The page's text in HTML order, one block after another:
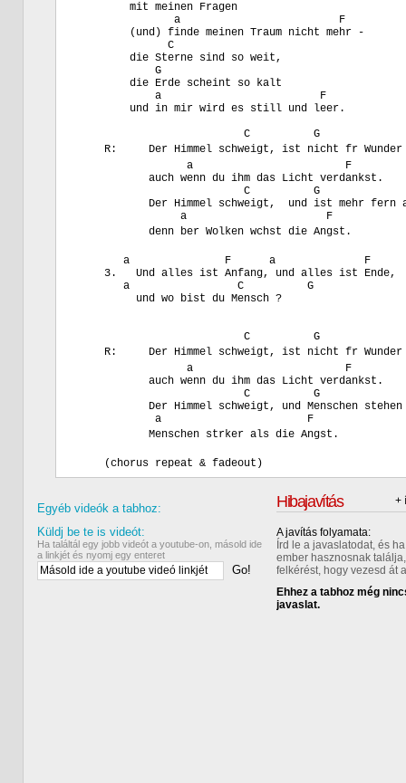
         mit meinen Fragen
                a                         F
         (und) finde meinen Traum nicht mehr -
               C
         die Sterne sind so weit,
             G
         die Erde scheint so kalt
             a                         F
         und in mir wird es still und leer.
                           C          G
R:     Der Himmel schweigt, ist nicht fr Wunder
                  a                        F
            auch wenn du ihm das Licht verdankst.
                           C          G
Der Himmel schweigt,  und ist mehr fern
                 a                      F
            denn ber Wolken wchst die Angst.
        a               F      a              F
     3.   Und alles ist Anfang, und alles ist Ende,
        a                 C          G
          und wo bist du Mensch ?
                           C          G
R:     Der Himmel schweigt, ist nicht fr Wunder
                  a                        F
            auch wenn du ihm das Licht verdankst.
                           C          G
Der Himmel schweigt, und Menschen stehen
             a                       F
            Menschen strker als die Angst.
+
Hibajavítás
A javítás folyamata:
Írd le a javaslatodat, és
ember hasznosnak
felkérést, hogy vezesd át
Ehhez a tabhoz még
javaslat.
Egyéb videók a tabhoz:
Küldj be te is videót:
Ha találtál egy jobb videót a youtube-on, másold ide
a linkjét és nyomj egy enteret
Go!